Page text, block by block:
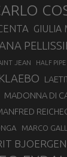
GIULIA
JEAN HALF PIPE
KLAEBO
MADONNA DI
MARCO
BJOERGEN